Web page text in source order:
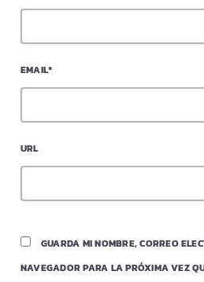
EMAIL*
URL
GUARDA MI NOMBRE, CORREO
NAVEGADOR PARA LA PRÓXIMA VEZ